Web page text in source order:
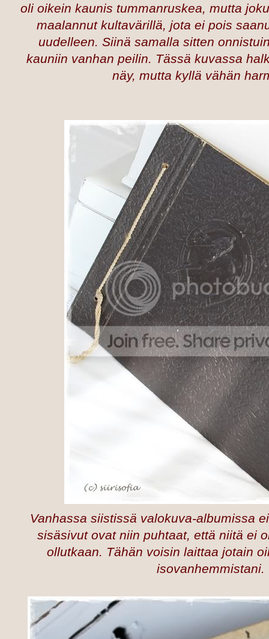
oli oikein kaunis tummanruskea, mutta
maalannut kultavärillä, jota ei pois
uudelleen. Siinä samalla sitten
kauniin vanhan peilin. Tässä kuvassa
näy, mutta kyllä vähän
Vanhassa siistissä valokuva-albumissa
sisäsivut ovat niin puhtaat, että niitä ei
ollutkaan. Tähän voisin laittaa jotain
isovanhemmistani.